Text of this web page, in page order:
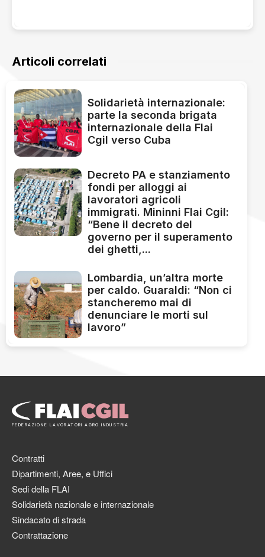
Articoli correlati
Solidarietà internazionale:
parte la seconda brigata
internazionale della Flai
Cgil verso Cuba
Decreto PA e stanziamento
fondi per alloggi ai
lavoratori agricoli
immigrati. Mininni Flai Cgil:
“Bene il decreto del
governo per il superamento
dei ghetti,...
Lombardia, un’altra morte
per caldo. Guaraldi: “Non ci
stancheremo mai di
denunciare le morti sul
lavoro”
FEDERAZIONE LAVORATORI AGRO INDUSTRIA
Contratti
Dipartimenti, Aree, e Uffici
Sedi della FLAI
Solidarietà nazionale e internazionale
Sindacato di strada
Contrattazione